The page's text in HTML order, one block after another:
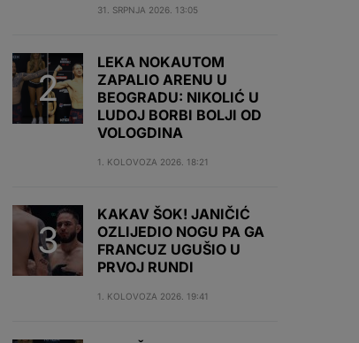
31. SRPNJA 2026. 13:05
LEKA NOKAUTOM
ZAPALIO ARENU U
BEOGRADU: NIKOLIĆ U
LUDOJ BORBI BOLJI OD
VOLOGDINA
1. KOLOVOZA 2026. 18:21
KAKAV ŠOK! JANIČIĆ
OZLIJEDIO NOGU PA GA
FRANCUZ UGUŠIO U
PRVOJ RUNDI
1. KOLOVOZA 2026. 19:41